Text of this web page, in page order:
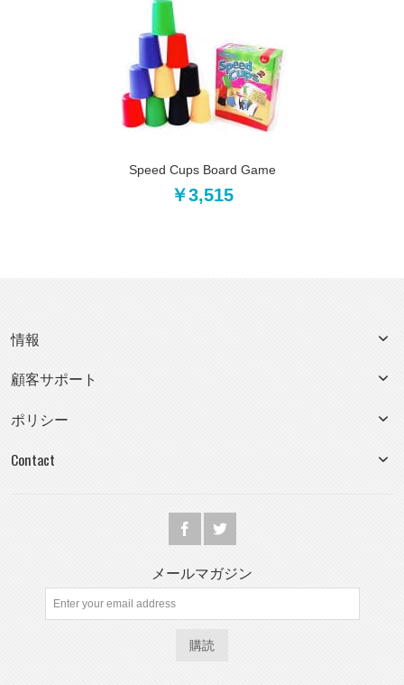
Speed Cups Board Game
￥3,515
情報
顧客サポート
ポリシー
Contact
メールマガジン
購読